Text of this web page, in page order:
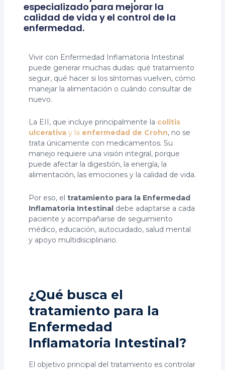
especializado para mejorar la
calidad de vida y el control de la
enfermedad.
Vivir con Enfermedad Inflamatoria Intestinal
puede generar muchas dudas: qué tratamiento
seguir, qué hacer si los síntomas vuelven, cómo
manejar la alimentación o cuándo consultar de
nuevo.
La EII, que incluye principalmente la colitis
ulcerativay la enfermedad de Crohn, no se
trata únicamente con medicamentos. Su
manejo requiere una visión integral, porque
puede afectar la digestión, la energía, la
alimentación, las emociones y la calidad de vida.
Por eso, el tratamiento para la Enfermedad
Inflamatoria Intestinaldebe adaptarse a cada
paciente y acompañarse de seguimiento
médico, educación, autocuidado, salud mental
y apoyo multidisciplinario.
¿Qué busca el
tratamiento para la
Enfermedad
Inflamatoria Intestinal?
El objetivo principal del tratamiento es controlar